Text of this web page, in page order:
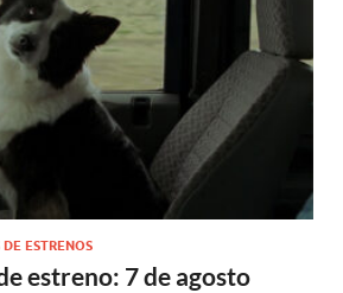
DE ESTRENOS
estreno: 7 de agosto